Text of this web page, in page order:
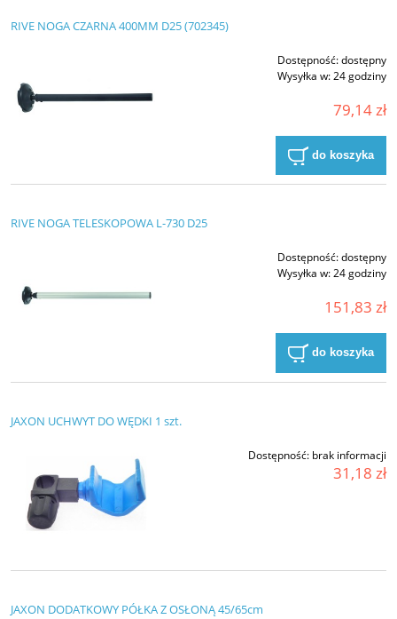
RIVE NOGA CZARNA 400MM D25 (702345)
Dostępność:dostępny
Wysyłka w:24 godziny
79,14 zł
do koszyka
RIVE NOGA TELESKOPOWA L-730 D25
Dostępność:dostępny
Wysyłka w:24 godziny
151,83 zł
do koszyka
JAXON UCHWYT DO WĘDKI 1 szt.
Dostępność: brak informacji
31,18 zł
JAXON DODATKOWY PÓŁKA Z OSŁONĄ 45/65cm